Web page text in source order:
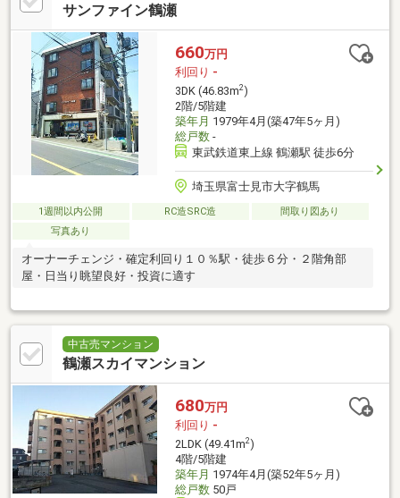
サンファイン鶴瀬
660万円
利回り -
3DK (46.83m2)
2階/5階建
築年月 1979年4月(築47年5ヶ月)
総戸数-
東武鉄道東上線 鶴瀬駅 徒歩6分
埼玉県富士見市大字鶴馬
1週間以内公開 RC造SRC造
間取り図あり
写真あり
オーナーチェンジ・確定利回り１０％駅・徒歩６分・２階角部
屋・日当り眺望良好・投資に適す
中古売マンション
鶴瀬スカイマンション
680万円
利回り -
2LDK (49.41m2)
4階/5階建
築年月 1974年4月(築52年5ヶ月)
総戸数50戸